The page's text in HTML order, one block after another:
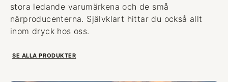
stora ledande varumärkena och de små
närproducenterna. Självklart hittar du också allt
inom dryck hos oss.
SE ALLA PRODUKTER